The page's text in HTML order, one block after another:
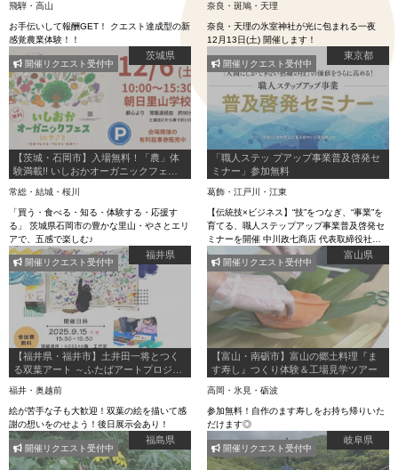
飛騨・高山
お手伝いして報酬GET！ クエスト達成型の新
感覚農業体験！！
奈良・斑鳩・天理
奈良・天理の氷室神社が光に包まれる一夜
12月13日(土) 開催します！
茨城県
【茨城・石岡市】入場無料！「農」体
験満載!! いしおかオーガニックフェス
常総・結城・桜川
「買う・食べる・知る・体験する・応援す
る」 茨城県石岡市の豊かな里山・やさとエリ
アで、五感で楽しむ♪
開催リクエスト受付中
東京都
「職人ステッ プアップ事業普及啓発セ
ミナー」参加無料
葛飾・江戸川・江東
【伝統技×ビジネス】“技”をつなぎ、“事業”を
育てる、職人ステップアップ事業普及啓発セ
ミナーを開催 中川政七商店 代表取締役社長
千石 あや氏による特別講演と成果事例発表を
実施「“つくる”を続けるために」
開催リクエスト受付中
福井県
【福井県・福井市】土井田一将とつく
る双葉アート ～ふたばアートプロジェ
福井・奥越前
絵が苦手な子も大歓迎！双葉の絵を描いて感
謝の想いをのせよう！後日展示会あり！
開催リクエスト受付中
富山県
【富山・南砺市】富山の郷土料理『ま
す寿し』つくり体験＆工場見学ツアー
高岡・氷見・砺波
参加無料！自作のます寿しをお持ち帰りいた
だけます◎
開催リクエスト受付中
福島県
開催リクエスト受付中
岐阜県
開催リクエスト受付中